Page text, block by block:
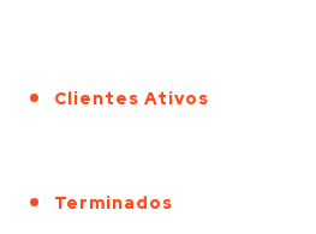
Clientes Ativos
Terminados